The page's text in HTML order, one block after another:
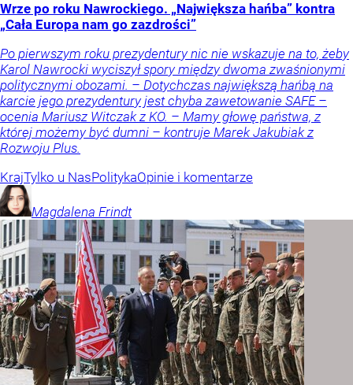
Wrze po roku Nawrockiego. „Największa hańba” kontra
„Cała Europa nam go zazdrości”
Po pierwszym roku prezydentury nic nie wskazuje na to, żeby
Karol Nawrocki wyciszył spory między dwoma zwaśnionymi
politycznymi obozami. – Dotychczas największą hańbą na
karcie jego prezydentury jest chyba zawetowanie SAFE –
ocenia Mariusz Witczak z KO. – Mamy głowę państwa, z
której możemy być dumni – kontruje Marek Jakubiak z
Rozwoju Plus.
KrajTylko u NasPolitykaOpinie i komentarze
Magdalena Frindt